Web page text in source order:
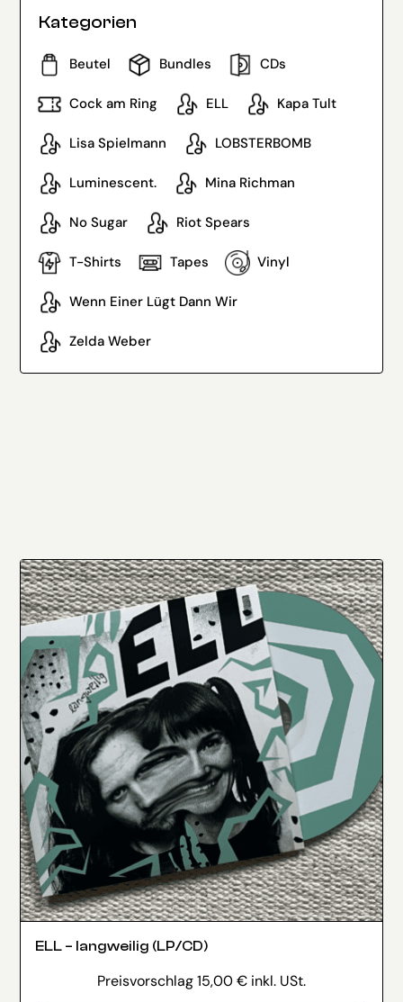
Kategorien
Beutel Bundles CDs
Cock am Ring ELL Kapa Tult
Lisa Spielmann LOBSTERBOMB
Luminescent. Mina Richman
No Sugar Riot Spears
T-Shirts Tapes Vinyl
Wenn Einer Lügt Dann Wir
Zelda Weber
ELL – langweilig (LP/CD)
Preisvorschlag15,00€ inkl. USt.